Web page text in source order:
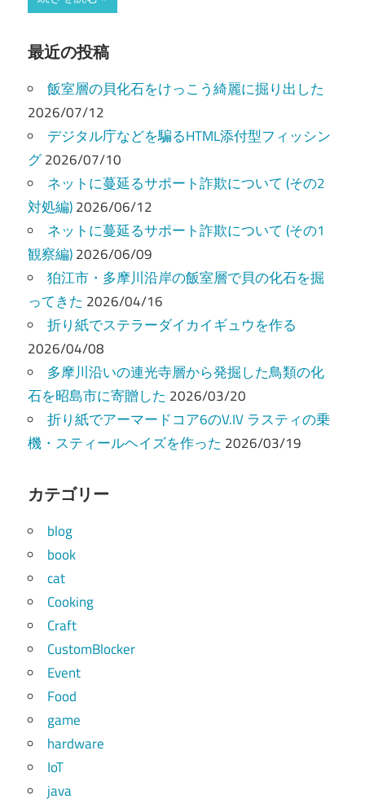
最近の投稿
飯室層の貝化石をけっこう綺麗に掘り出した
2026/07/12
デジタル庁などを騙るHTML添付型フィッシン
グ2026/07/10
ネットに蔓延るサポート詐欺について (その2
対処編)2026/06/12
ネットに蔓延るサポート詐欺について (その1
観察編)2026/06/09
狛江市・多摩川沿岸の飯室層で貝の化石を掘
ってきた 2026/04/16
折り紙でステラーダイカイギュウを作る
2026/04/08
多摩川沿いの連光寺層から発掘した鳥類の化
石を昭島市に寄贈した 2026/03/20
折り紙でアーマードコア6のV.IV ラスティの乗
機・スティールヘイズを作った 2026/03/19
カテゴリー
blog
book
cat
Cooking
Craft
CustomBlocker
Event
Food
game
hardware
IoT
java